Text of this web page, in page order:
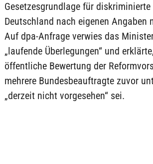
Gesetzesgrundlage für
Deutschland nach eigenen Angaben
Auf dpa-Anfrage verwies das
„laufende Überlegungen“ und
öffentliche Bewertung der
mehrere Bundesbeauftragte zuvor
„derzeit nicht vorgesehen“ sei.